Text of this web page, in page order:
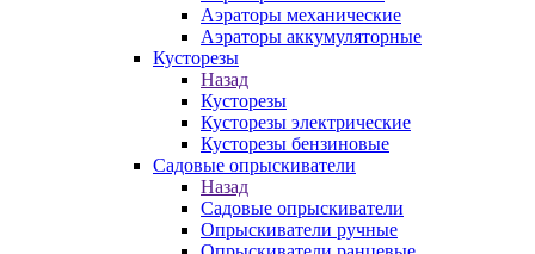
Аэраторы механические
Аэраторы аккумуляторные
Кусторезы
Назад
Кусторезы
Кусторезы электрические
Кусторезы бензиновые
Садовые опрыскиватели
Назад
Садовые опрыскиватели
Опрыскиватели ручные